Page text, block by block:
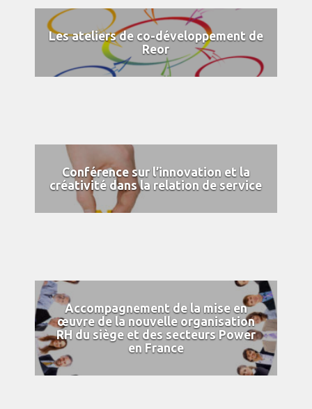
Les ateliers de co-développement de
Reor
Conférence sur l’innovation et la
créativité dans la relation de service
Accompagnement de la mise en
œuvre de la nouvelle organisation
RH du siège et des secteurs Power
en France